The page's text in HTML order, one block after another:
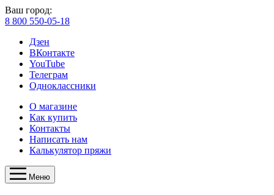
Ваш город:
8 800 550-05-18
Дзен
ВКонтакте
YouTube
Телеграм
Одноклассники
О магазине
Как купить
Контакты
Написать нам
Калькулятор пряжи
Меню